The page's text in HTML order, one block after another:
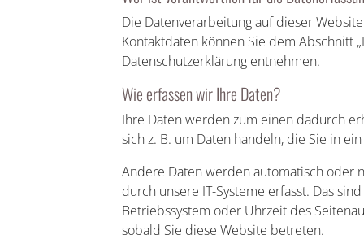
Die Datenverarbeitung auf dieser
Kontaktdaten können Sie dem Abschnitt
Datenschutzerklärung entnehmen.
Wie erfassen wir Ihre Daten?
Ihre Daten werden zum einen dadurch
sich z. B. um Daten handeln, die Sie in
Andere Daten werden automatisch oder
durch unsere IT-Systeme erfasst. Das
Betriebssystem oder Uhrzeit des
sobald Sie diese Website betreten.